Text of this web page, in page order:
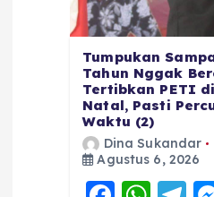
Tumpukan
Tahun Nggak
Tertibkan PETI
Natal, Pasti
Waktu (2)
Dina Sukandar
Agustus 6, 2026